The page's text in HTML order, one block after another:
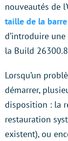
nouveautés de
taille de la
d’introduire
la Build
Lorsqu’un
démarrer,
disposition : la
restauration
existent), ou